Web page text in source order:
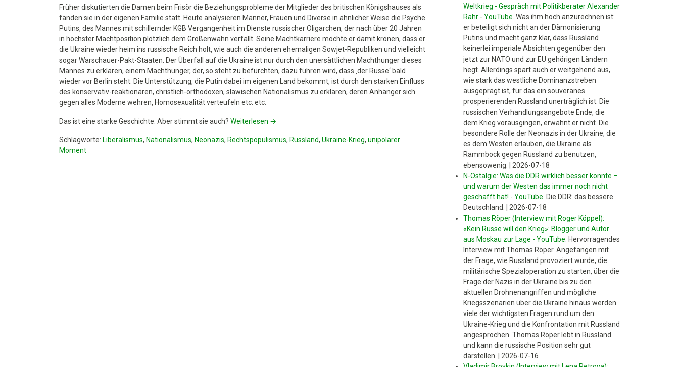
Früher diskutierten die Damen beim Frisör die Beziehungsprobleme der Mitglieder des britischen Königshauses als
fänden sie in der eigenen Familie statt. Heute analysieren Männer, Frauen und Diverse in ähnlicher Weise die Psyche
Putins, des Mannes mit schillernder KGB Vergangenheit im Dienste russischer Oligarchen, der nach über 20 Jahren
in höchster Machtposition plötzlich dem Größenwahn verfällt. Seine Machtkarriere möchte er damit krönen, dass er
die Ukraine wieder heim ins russische Reich holt, wie auch die anderen ehemaligen Sowjet-Republiken und vielleicht
sogar Warschauer-Pakt-Staaten. Der Überfall auf die Ukraine ist nur durch den unersättlichen Machthunger dieses
Mannes zu erklären, einem Machthunger, der, so steht zu befürchten, dazu führen wird, dass ‚der Russe‘ bald
wieder vor Berlin steht. Die Unterstützung, die Putin dabei im eigenen Land bekommt, ist durch den starken Einfluss
des konservativ-reaktionären, christlich-orthodoxen, slawischen Nationalismus zu erklären, deren Anhänger sich
gegen alles Moderne wehren, Homosexualität verteufeln etc. etc.
Das ist eine starke Geschichte. Aber stimmt sie auch? Weiterlesen →
Schlagworte: Liberalismus, Nationalismus, Neonazis, Rechtspopulismus, Russland, Ukraine-Krieg, unipolarer
Moment
Weltkrieg - Gespräch mit Politikberater Alexander
Rahr - YouTube Was ihm hoch anzurechnen ist:
er beteiligt sich nicht an der Dämonisierung
Putins und macht ganz klar, dass Russland
keinerlei imperiale Absichten gegenüber den
jetzt zur NATO und zur EU gehörigen Ländern
hegt. Allerdings spart auch er weitgehend aus,
wie stark das westliche Dominanzstreben
ausgeprägt ist, für das ein souveränes
prosperierenden Russland unerträglich ist. Die
russischen Verhandlungsangebote Ende, die
dem Krieg vorausgingen, erwähnt er nicht. Die
besondere Rolle der Neonazis in der Ukraine, die
es dem Westen erlauben, die Ukraine als
Rammbock gegen Russland zu benutzen,
ebensowenig.
2026-07-18
N-Ostalgie: Was die DDR wirklich besser konnte –
und warum der Westen das immer noch nicht
geschafft hat! - YouTube Die DDR: das bessere
Deutschland.
2026-07-18
Thomas Röper (Interview mit Roger Köppel):
«Kein Russe will den Krieg»: Blogger und Autor
aus Moskau zur Lage - YouTube Hervorragendes
Interview mit Thomas Röper. Angefangen mit
der Frage, wie Russland provoziert wurde, die
militärische Spezialoperation zu starten, über die
Frage der Nazis in der Ukraine bis zu den
aktuellen Drohnenangriffen und mögliche
Kriegsszenarien über die Ukraine hinaus werden
viele der wichtigsten Fragen rund um den
Ukraine-Krieg und die Konfrontation mit Russland
angesprochen. Thomas Röper lebt in Russland
und kann die russische Position sehr gut
darstellen.
2026-07-16